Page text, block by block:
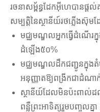
រចនាសម្ព័ន្ធដែកអ៊ីហេបានផ្ត
សម្បត្តិនៃស្ថានីយ៍រថភ្លើងស៊ុមដ
មជ្ឈមណ្ឌល​អ្នក​ធ្វើ​ដំណើរ​
ដំឡើង​៥០%
មជ្ឈមណ្ឌលដឹកជញ្ជូនក្នុង
អនុញ្ញាតឱ្យពង្រីកជាដំណា
ស្ថានីយ៍ដែលមិនប៉ះពាល់ដ
ពន្លឺព្រះអាទិត្យរួមបញ្ចូលគ្